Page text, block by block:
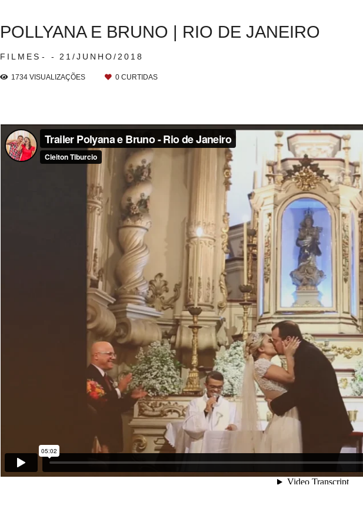
FILMES 21/JUNHO/2018
POLLYANA E BRUNO | RIO DE JANEIRO
1734 VISUALIZAÇÕES 0 CURTIDAS